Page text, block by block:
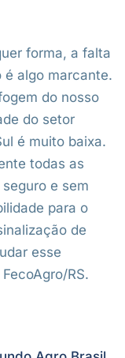
forma, a falta
é algo marcante.
do nosso
do setor
é muito baixa.
todas as
e sem
para o
de
esse
RS.